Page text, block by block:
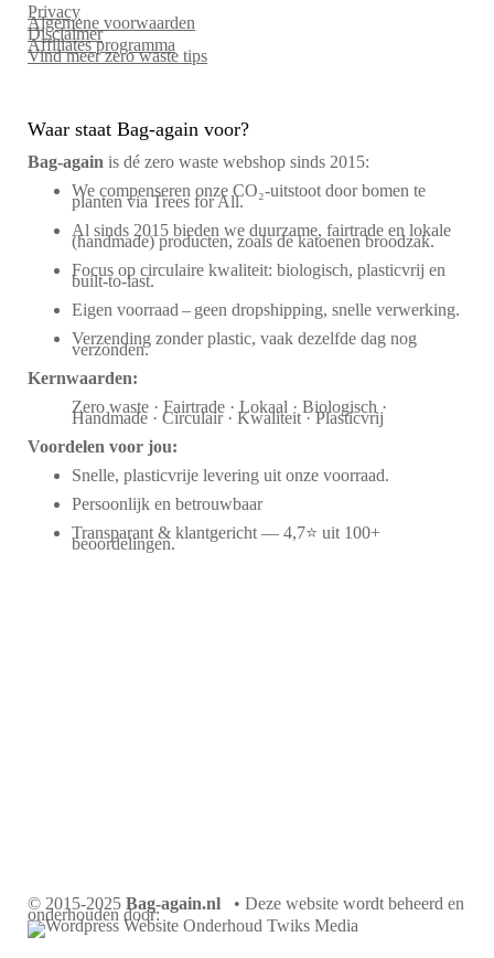
Privacy
Algemene voorwaarden
Disclaimer
Affiliates programma
Vind meer zero waste tips
Waar staat Bag-again voor?
Bag‑again is dé zero waste webshop sinds 2015:
We compenseren onze CO₂-uitstoot door bomen te
planten via Trees for All.
Al sinds 2015 bieden we duurzame, fairtrade en lokale
(handmade) producten, zoals de katoenen broodzak.
Focus op circulaire kwaliteit: biologisch, plasticvrij en
built-to-last.
Eigen voorraad – geen dropshipping, snelle verwerking.
Verzending zonder plastic, vaak dezelfde dag nog
verzonden.
Kernwaarden:
Zero waste · Fairtrade · Lokaal · Biologisch ·
Handmade · Circulair · Kwaliteit · Plasticvrij
Voordelen voor jou:
Snelle, plasticvrije levering uit onze voorraad.
Persoonlijk en betrouwbaar
Transparant & klantgericht — 4,7⭐ uit 100+
beoordelingen.
© 2015-2025 Bag-again.nl • Deze website wordt beheerd en
onderhouden door: